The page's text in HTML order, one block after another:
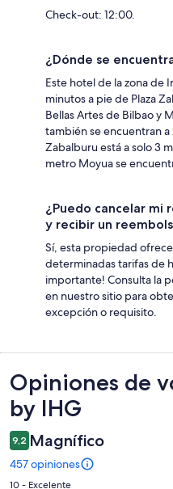
Check-out: 12:00.
¿Dónde se
Este hotel de la zona de
minutos a pie de Plaza
Bellas Artes de Bilbao y
también se encuentran
Zabalburu está a solo 3
metro Moyua se
¿Puedo cancelar mi
y recibir un
Sí, esta propiedad
determinadas tarifas de
importante! Consulta la
en nuestro sitio para
excepción o requisito.
Opiniones
Opiniones de
by IHG
9,2 Magnífico
457 opiniones
10 - Excelente